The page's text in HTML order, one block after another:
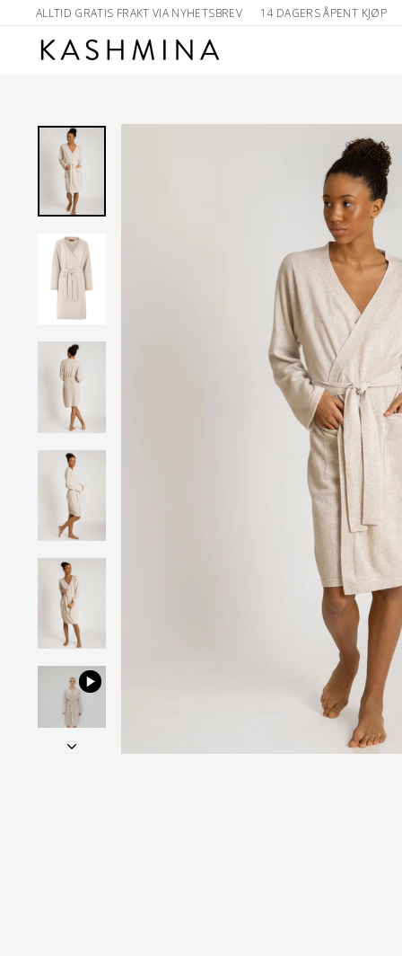
content
ALLTID GRATIS FRAKT VIA NYHETSBREV 14 DAGERS ÅPENT KJØP